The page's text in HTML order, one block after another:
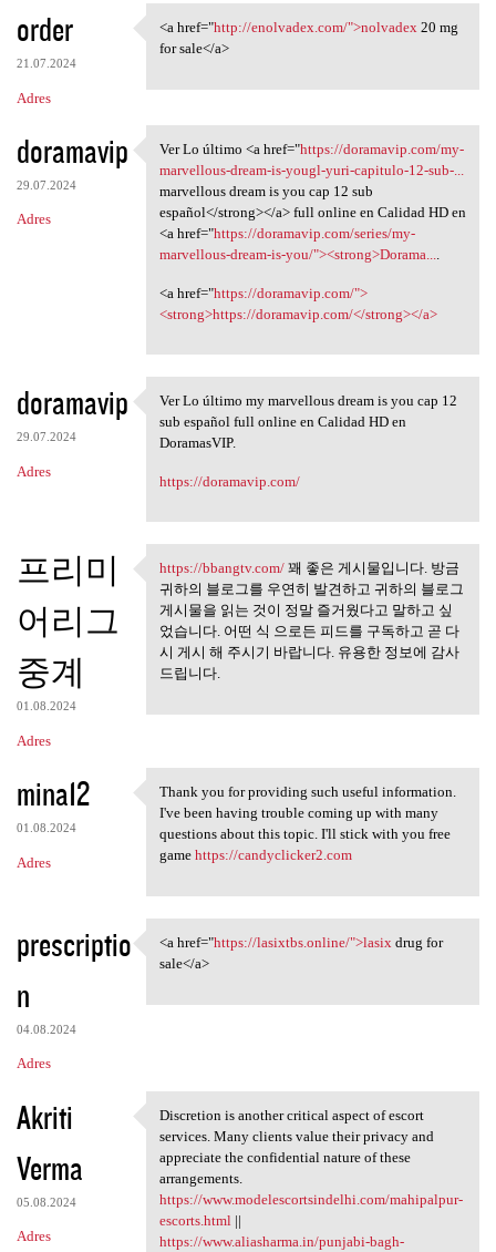
order
21.07.2024
Adres
<a href="http://enolvadex.com
<a href="http://enolvadex.com/">nolvadex20 mg
for sale</a>
doramavip
29.07.2024
Adres
Ver Lo último <a href="https:
Ver Lo último <a href="https://doramavip.com/my-
marvellous-dream-is-yougl-yuri-capitulo-12-sub-...
marvellous dream is you cap 12 sub
español</strong></a> full online en Calidad HD en
<a href="https://doramavip.com/series/my-
marvellous-dream-is-you/"><strong>Dorama....
<a href="https://doramavip.com/">
<strong>https://doramavip.com/</strong></a>
doramavip
29.07.2024
Adres
Ver Lo último my marvellous
Ver Lo último my marvellous dream is you cap 12
sub español full online en Calidad HD en
DoramasVIP.
https://doramavip.com/
프리미
어리그
중계
01.08.2024
Adres
https://bbangtv.com/ 꽤 좋은
https://bbangtv.com/꽤 좋은 게시물입니다. 방금
귀하의 블로그를 우연히 발견하고 귀하의 블로그
게시물을 읽는 것이 정말 즐거웠다고 말하고 싶
었습니다. 어떤 식 으로든 피드를 구독하고 곧 다
시 게시 해 주시기 바랍니다. 유용한 정보에 감사
드립니다.
mina12
01.08.2024
Adres
Thank you for providing such
Thank you for providing such useful information.
I've been having trouble coming up with many
questions about this topic. I'll stick with you free
game https://candyclicker2.com
prescriptio
n
04.08.2024
Adres
<a href="https://lasixtbs
<a href="https://lasixtbs.online/">lasix drug for
sale</a>
Akriti
Verma
05.08.2024
Adres
Discretion is another
Discretion is another critical aspect of escort
services. Many clients value their privacy and
appreciate the confidential nature of these
arrangements.
https://www.modelescortsindelhi.com/mahipalpur-
escorts.html ||
https://www.aliasharma.in/punjabi-bagh-